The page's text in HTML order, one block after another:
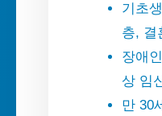
기초
층, 결
장애
상 임
만 30